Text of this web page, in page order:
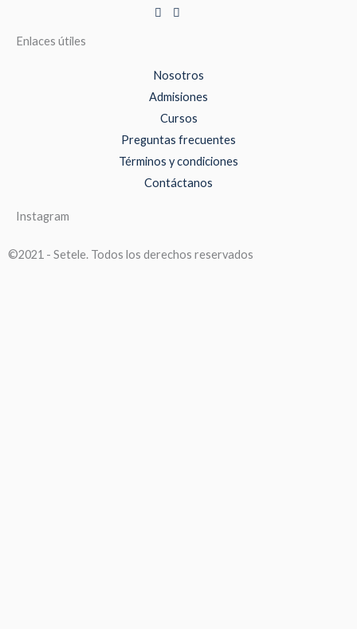
Enlaces útiles
Nosotros
Admisiones
Cursos
Preguntas frecuentes
Términos y condiciones
Contáctanos
Instagram
©2021 - Setele. Todos los derechos reservados